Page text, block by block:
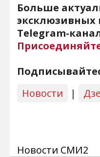
Больше
эксклюзивных
Telegram-
Новости
|
Новости СМИ2